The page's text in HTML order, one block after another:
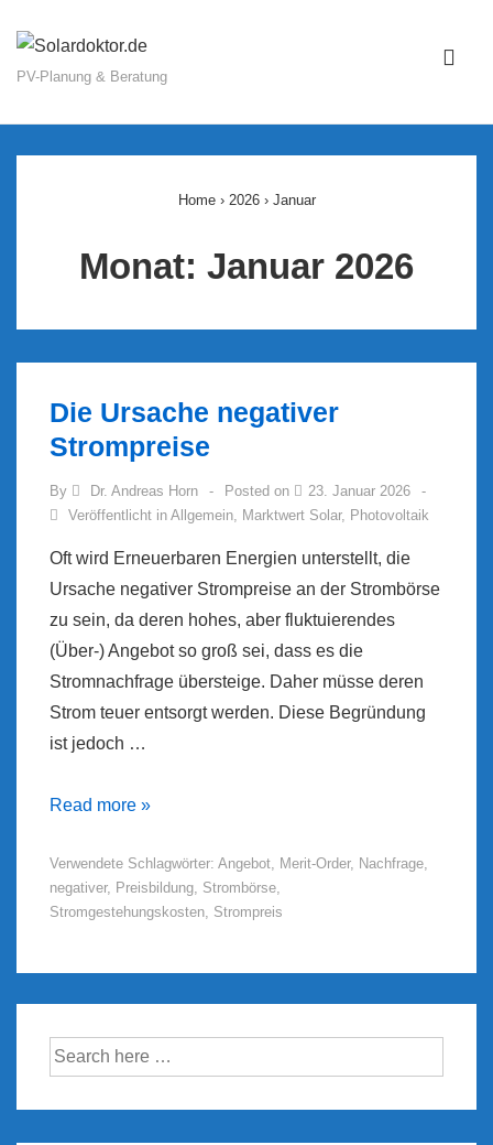
Zum
InhaltPV-Planung & Beratung
Home › 2026 › Januar
Monat: Januar 2026
Die Ursache negativer
Strompreise
By Dr. Andreas Horn Posted on
23. Januar 2026
Veröffentlicht in Allgemein, Marktwert Solar, Photovoltaik
Oft wird Erneuerbaren Energien unterstellt, die
Ursache negativer Strompreise an der Strombörse
zu sein, da deren hohes, aber fluktuierendes
(Über-) Angebot so groß sei, dass es die
Stromnachfrage übersteige. Daher müsse deren
Strom teuer entsorgt werden. Diese Begründung
ist jedoch …
Die
negativer
Strompreise
Read more »
Verwendete Schlagwörter: Angebot, Merit-Order, Nachfrage,
negativer, Preisbildung, Strombörse,
Stromgestehungskosten, Strompreis
Suche
nach: